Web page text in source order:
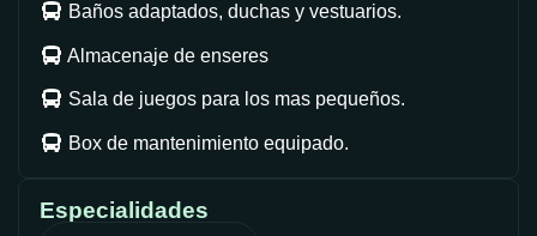
Baños adaptados, duchas y vestuarios.
Almacenaje de enseres
Sala de juegos para los mas pequeños.
Box de mantenimiento equipado.
Especialidades